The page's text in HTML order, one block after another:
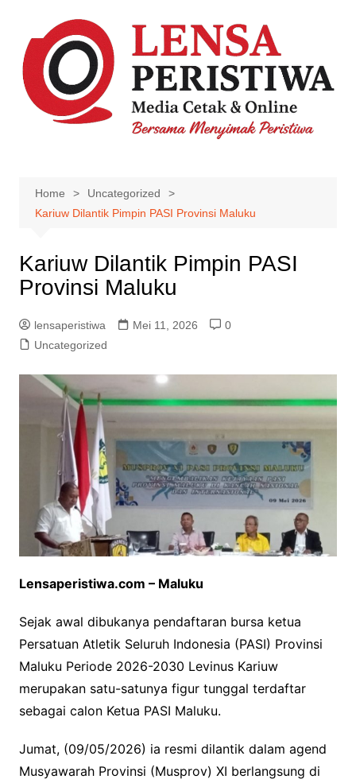
content
Home
Uncategorized
Kariuw Dilantik Pimpin PASI Provinsi Maluku
Kariuw Dilantik Pimpin PASI
Provinsi Maluku
lensaperistiwa Mei 11, 2026
0
Uncategorized
Lensaperistiwa.com – Maluku
Sejak awal dibukanya pendaftaran bursa ketua
Persatuan Atletik Seluruh Indonesia (PASI) Provinsi
Maluku Periode 2026-2030 Levinus Kariuw
merupakan satu-satunya figur tunggal terdaftar
sebagai calon Ketua PASI Maluku.
Jumat, (09/05/2026) ia resmi dilantik dalam agend
Musyawarah Provinsi (Musprov) XI berlangsung di